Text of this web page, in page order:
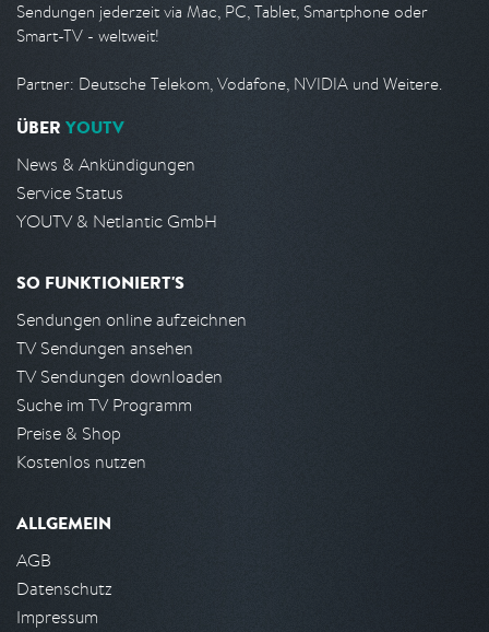
Sendungen jederzeit via Mac, PC, Tablet, Smartphone oder
Smart-TV - weltweit!
Partner: Deutsche Telekom, Vodafone, NVIDIA und Weitere.
ÜBER YOUTV
News & Ankündigungen
Service Status
YOUTV & Netlantic GmbH
SO FUNKTIONIERT'S
Sendungen online aufzeichnen
TV Sendungen ansehen
TV Sendungen downloaden
Suche im TV Programm
Preise & Shop
Kostenlos nutzen
ALLGEMEIN
AGB
Datenschutz
Impressum